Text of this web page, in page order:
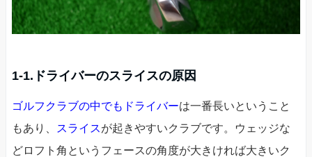
1-1.ドライバーのスライスの原因
ゴルフクラブの中でもドライバーは一番長いということ
もあり、
スライスが起きやすいクラブです。ウェッジな
どロフト角というフェースの角度が大きければ大きいク